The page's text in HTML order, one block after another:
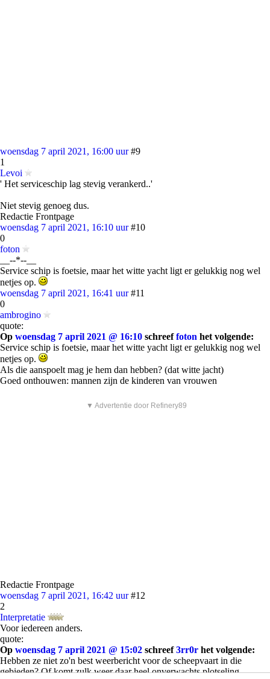
woensdag 7 april 2021, 16:00 uur #9
1
Levoi
' Het serviceschip lag stevig verankerd..'
Niet stevig genoeg dus.
Redactie Frontpage
woensdag 7 april 2021, 16:10 uur #10
0
foton
__--*--__
Service schip is foetsie, maar het witte yacht ligt er gelukkig nog wel
netjes op.
woensdag 7 april 2021, 16:41 uur #11
0
ambrogino
quote:
Op woensdag 7 april 2021 @ 16:10 schreeffoton het volgende:
Service schip is foetsie, maar het witte yacht ligt er gelukkig nog wel
netjes op.
Als die aanspoelt mag je hem dan hebben? (dat witte jacht)
Goed onthouwen: mannen zijn de kinderen van vrouwen
▼ Advertentie door Refinery89
Redactie Frontpage
woensdag 7 april 2021, 16:42 uur #12
2
Interpretatie
Voor iedereen anders.
quote:
Op woensdag 7 april 2021 @ 15:02 schreef3rr0r het volgende:
Hebben ze niet zo'n best weerbericht voor de scheepvaart in die
gebieden? Of komt zulk weer daar heel onverwachts plotseling